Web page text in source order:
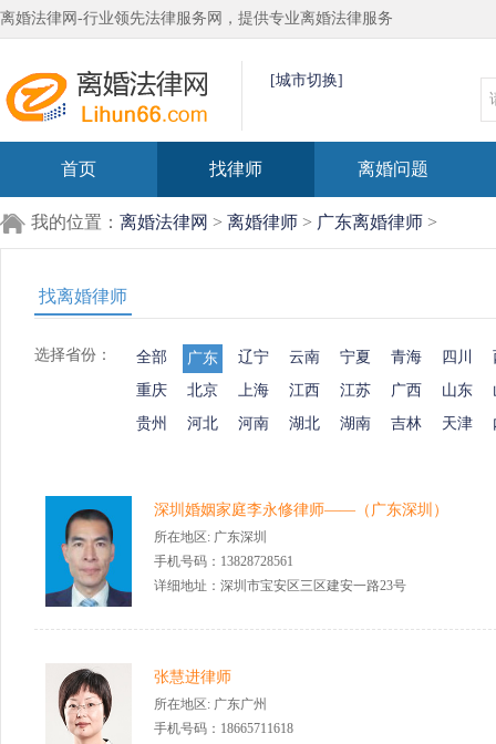
离婚法律网-行业领先法律服务网，提供专业离婚法律服务
[城市切换]
首页 找律师 离婚问题
我的位置： 离婚法律网 > 离婚律师 > 广东离婚律师 >
找离婚律师
选择省份： 全部 广东 辽宁 云南 宁夏 青海 四川
重庆
北京 上海 江西 江苏 广西 山东
贵州
河北 河南 湖北 湖南 吉林 天津
深圳婚姻家庭李永修律师——（广东深圳）
所在地区: 广东深圳
手机号码：13828728561
详细地址：深圳市宝安区三区建安一路23号
张慧进律师
所在地区: 广东广州
手机号码：18665711618